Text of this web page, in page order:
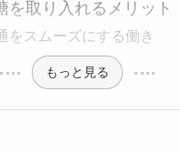
を取り入れるメリット
をスムーズにする働き
もっと見る